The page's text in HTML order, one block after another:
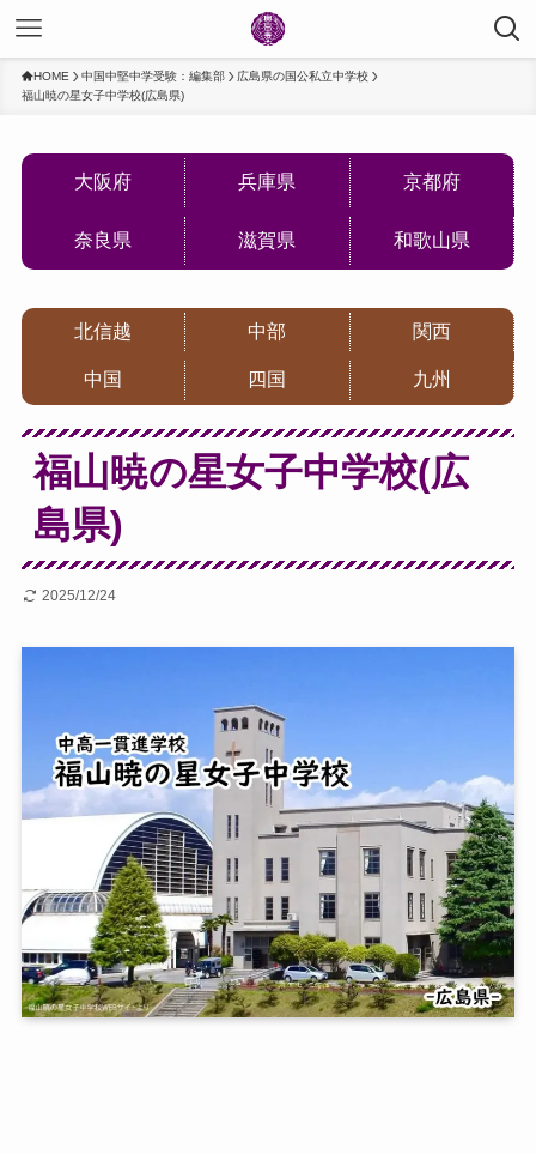
HOME 中国中堅中学受験：編集部
広島県の国公私立中学校
福山暁の星女子中学校(広島県)
大阪府 兵庫県 京都府
奈良県 滋賀県 和歌山県
北信越 中部 関西
中国 四国 九州
福山暁の星女子中学校(広
島県)
2025/12/24